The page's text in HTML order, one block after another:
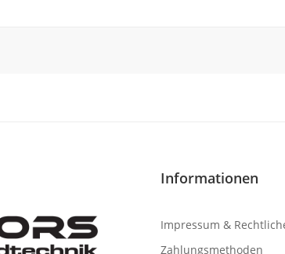
Informationen
Impressum &
Zahlungsmethoden